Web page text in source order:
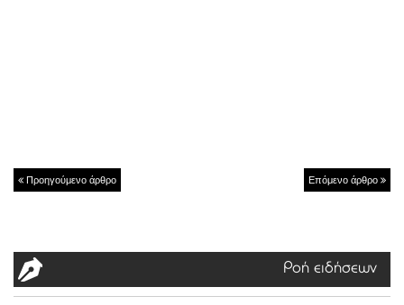
Προηγούμενο άρθρο Επόμενο άρθρο
Ροή ειδήσεων